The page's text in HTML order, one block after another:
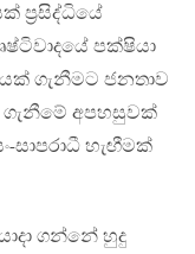
ප්‍රසිද්ධියේ
පක්ෂියා
ගැනීමට ජනතාව
අපහසුවක්
සාපරාධී හැඟීමක්
ගන්නේ හුදු